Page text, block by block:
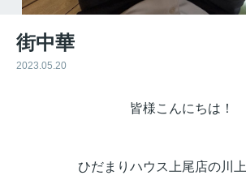
街中華
2023.05.20
皆様こんにちは！
ひだまりハウス上尾店の川上